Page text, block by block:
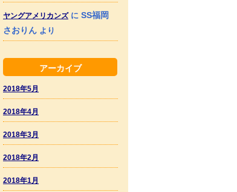
ヤングアメリカンズに SS福岡
さおりん より
アーカイブ
2018年5月
2018年4月
2018年3月
2018年2月
2018年1月